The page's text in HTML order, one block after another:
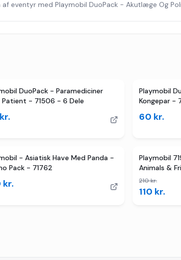
eventyr med Playmobil DuoPack - Akutlæge Og
DuoPack - Paramediciner
Patient - 71506 - 6 Dele
kr.
Playmobil
Kongepar -
60 kr.
- Asiatisk Have Med Panda -
Pack - 71762
kr.
Playmobil
Animals &
210kr.
110 kr.